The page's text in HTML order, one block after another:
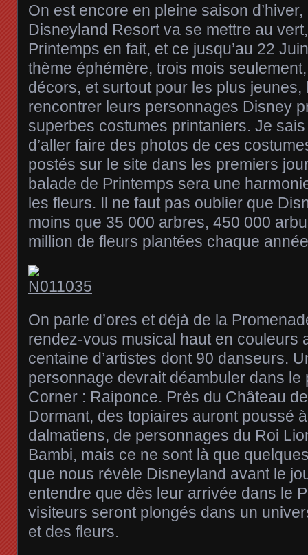
On est encore en pleine saison
Disneyland Resort va se mettre au
Printemps en fait, et ce jusqu’au 22
thème éphémère, trois mois
décors, et surtout pour les plus jeunes,
rencontrer leurs personnages Disney
superbes costumes printaniers. Je sais
d’aller faire des photos de ces
postés sur le site dans les premiers
balade de Printemps sera une
les fleurs. Il ne faut pas oublier que
moins que 35 000 arbres, 450 000
million de fleurs plantées chaque
On parle d’ores et déjà de la
rendez-vous musical haut en couleurs
centaine d’artistes dont 90 danseurs.
personnage devrait déambuler dans le
Corner : Raiponce. Près du Château
Dormant, des topiaires auront poussé
dalmatiens, de personnages du Roi
Bambi, mais ce ne sont là que
que nous révèle Disneyland avant le
entendre que dès leur arrivée dans le
visiteurs seront plongés dans un
et des fleurs.